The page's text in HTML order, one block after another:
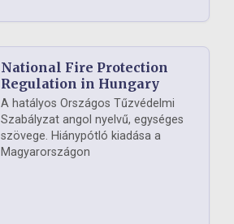
National Fire Protection
Regulation in Hungary
A hatályos Országos Tűzvédelmi
Szabályzat angol nyelvű, egységes
szövege. Hiánypótló kiadása a
Magyarországon